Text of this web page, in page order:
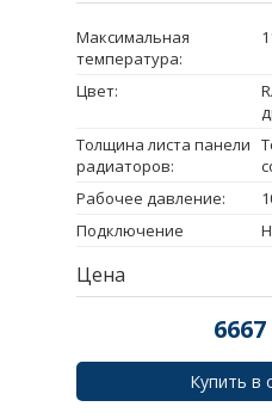
Максимальная
температура:
Цвет:
Толщина листа панели
радиаторов:
Рабочее давление:
Подключение
Цена
6667
Купить в